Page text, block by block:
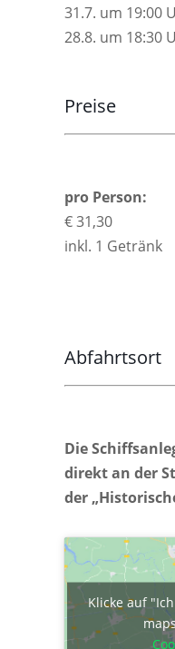
31.7. um 19:00
28.8. um 18:30
Preise
pro Person:
€ 31,30
inkl. 1 Getränk
Abfahrtsort
Die
direkt an der
der
Klicke auf